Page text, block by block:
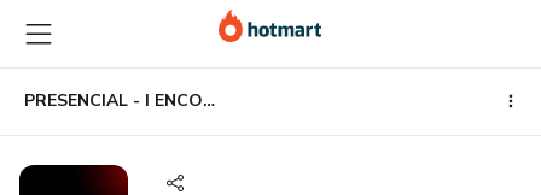
para
o
conteúdo
principal
para
o
pagamento
para
o
rodapé
PRESENCIAL - I ENCONTRO DA JORNADA LEAN DE GESTÃO DE ESCRITÓRIOS DE ADVOCACIA PREVIDENCIÁRIA